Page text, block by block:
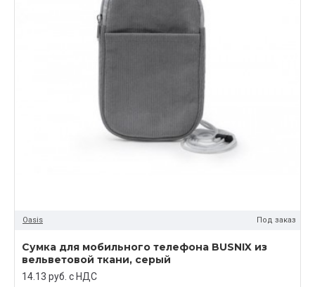
Oasis Под заказ
Сумка для мобильного телефона BUSNIX из
вельветовой ткани, серый
14.13 руб. c НДС